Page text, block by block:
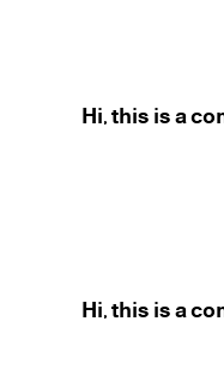
Hi, this is a
Hi, this is a